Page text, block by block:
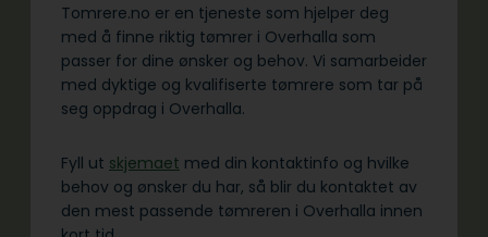
Tomrere.no er en tjeneste som hjelper deg
med å finne riktig tømrer i Overhalla som
passer for dine ønsker og behov. Vi samarbeider
med dyktige og kvalifiserte tømrere som tar på
seg oppdrag i Overhalla.
Fyll ut skjemaet med din kontaktinfo og hvilke
behov og ønsker du har, så blir du kontaktet av
den mest passende tømreren i Overhalla innen